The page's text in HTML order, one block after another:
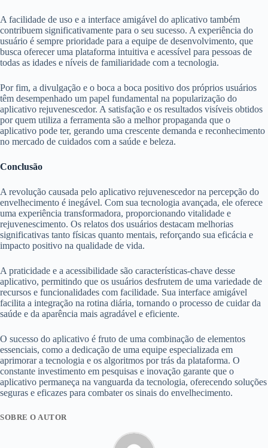
A facilidade de uso e a interface amigável do aplicativo também
contribuem significativamente para o seu sucesso. A experiência do
usuário é sempre prioridade para a equipe de desenvolvimento, que
busca oferecer uma plataforma intuitiva e acessível para pessoas de
todas as idades e níveis de familiaridade com a tecnologia.
Por fim, a divulgação e o boca a boca positivo dos próprios usuários
têm desempenhado um papel fundamental na popularização do
aplicativo rejuvenescedor. A satisfação e os resultados visíveis obtidos
por quem utiliza a ferramenta são a melhor propaganda que o
aplicativo pode ter, gerando uma crescente demanda e reconhecimento
no mercado de cuidados com a saúde e beleza.
Conclusão
A revolução causada pelo aplicativo rejuvenescedor na percepção do
envelhecimento é inegável. Com sua tecnologia avançada, ele oferece
uma experiência transformadora, proporcionando vitalidade e
rejuvenescimento. Os relatos dos usuários destacam melhorias
significativas tanto físicas quanto mentais, reforçando sua eficácia e
impacto positivo na qualidade de vida.
A praticidade e a acessibilidade são características-chave desse
aplicativo, permitindo que os usuários desfrutem de uma variedade de
recursos e funcionalidades com facilidade. Sua interface amigável
facilita a integração na rotina diária, tornando o processo de cuidar da
saúde e da aparência mais agradável e eficiente.
O sucesso do aplicativo é fruto de uma combinação de elementos
essenciais, como a dedicação de uma equipe especializada em
aprimorar a tecnologia e os algoritmos por trás da plataforma. O
constante investimento em pesquisas e inovação garante que o
aplicativo permaneça na vanguarda da tecnologia, oferecendo soluções
seguras e eficazes para combater os sinais do envelhecimento.
SOBRE O AUTOR